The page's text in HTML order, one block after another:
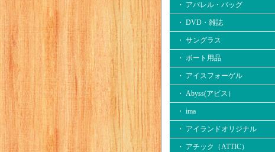
・ アパレル・バッグ
・ DVD・雑誌
・ サングラス
・ ボート用品
・ アイスフォーゲル
・ Abyss(アビス）
・ ima
・ アイランドオリジナル
・ アチック（ATTIC）